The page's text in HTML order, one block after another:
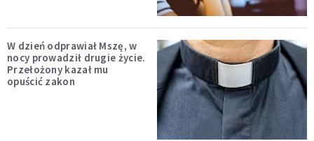
W dzień odprawiał Mszę, w
nocy prowadził drugie życie.
Przełożony kazał mu
opuścić zakon